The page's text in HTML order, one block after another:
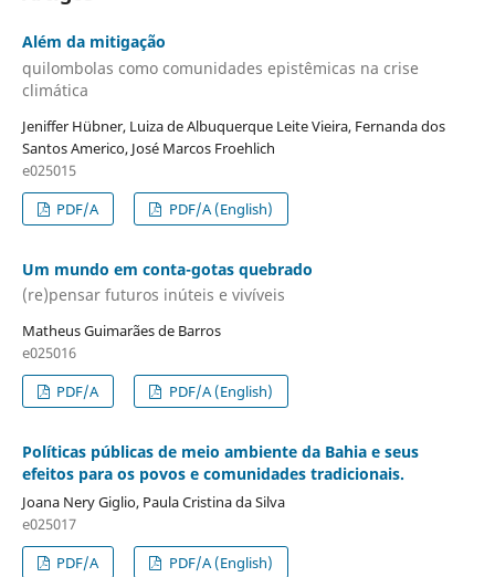
Além da mitigação
quilombolas como comunidades epistêmicas na crise
climática
Jeniffer Hübner, Luiza de Albuquerque Leite Vieira, Fernanda dos
Santos Americo, José Marcos Froehlich
e025015
PDF/A
PDF/A (English)
Um mundo em conta-gotas quebrado
(re)pensar futuros inúteis e vivíveis
Matheus Guimarães de Barros
e025016
PDF/A
PDF/A (English)
Políticas públicas de meio ambiente da Bahia e seus
efeitos para os povos e comunidades tradicionais.
Joana Nery Giglio, Paula Cristina da Silva
e025017
PDF/A
PDF/A (English)